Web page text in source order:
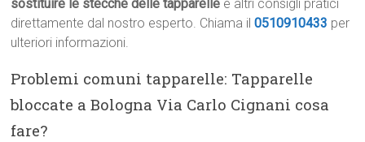
sostituire le stecche delle tapparelle e altri consigli pratici
direttamente dal nostro esperto. Chiama il0510910433 per
ulteriori informazioni.
Problemi comuni tapparelle: Tapparelle
bloccate a Bologna Via Carlo Cignani cosa
fare?